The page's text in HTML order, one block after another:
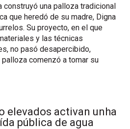
una palloza tradicional
que heredó de su madre, Digna
Su proyecto, en el que
y las técnicas
no pasó desapercibido,
comenzó a tomar su
elevados activan unha
pública de agua